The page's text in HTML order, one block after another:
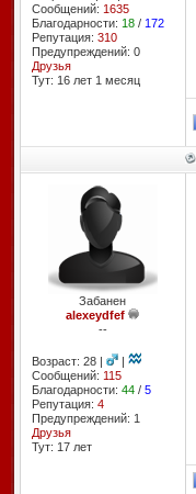
Сообщений: 1635
Благодарности: 18/ 172
Репутация: 310
Предупреждений: 0
Друзья
Тут: 16 лет 1 месяц
Забанен
alexeydfef
--
Возраст: 28 |
|
Сообщений: 115
Благодарности: 44/ 5
Репутация: 4
Предупреждений: 1
Друзья
Тут: 17 лет